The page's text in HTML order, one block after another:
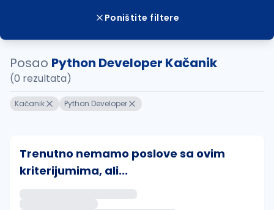
Poništite filtere
Posao Python Developer Kačanik
(0 rezultata)
Kačanik Python Developer
Trenutno nemamo poslove sa ovim
kriterijumima, ali...